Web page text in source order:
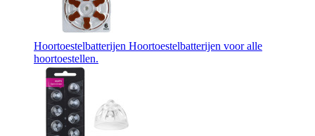
Hoortoestelbatterijen Hoortoestelbatterijen voor alle
hoortoestellen.